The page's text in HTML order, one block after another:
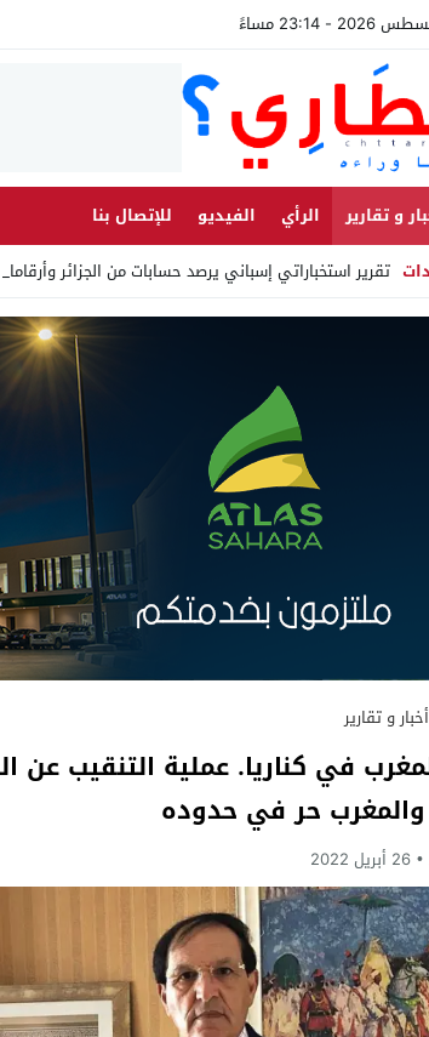
و تقارير الرأي الفيديو
للإتصال بنا
تقرير استخباراتي إسباني يرصد حسابات من الجزائر وأرقاما بـ”213+” _
Stop
أخبار و تقارير
في كناريا. عملية التنقيب عن
والمغرب حر في حدوده
26 أبريل 2022